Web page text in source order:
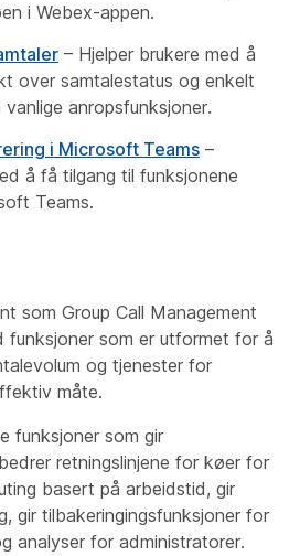
i Webex-appen.
– Hjelper brukere med å
over samtalestatus og enkelt
anropsfunksjoner.
i Microsoft Teams –
å få tilgang til funksjonene
Teams.
som Group Call Management
funksjoner som er utformet for å
og tjenester for
måte.
funksjoner som gir
retningslinjene for køer for
basert på arbeidstid, gir
gir tilbakeringingsfunksjoner for
analyser for administratorer.